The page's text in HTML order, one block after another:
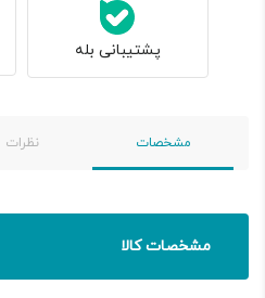
پشتیبانی بله
مشخصات نظرات
مشخصات کالا